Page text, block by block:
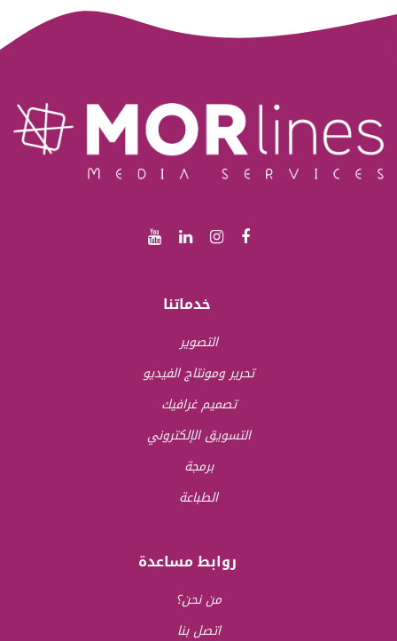
خدماتنا
التصوير
تحرير ومونتاج الفيديو
تصميم غرافيك
التسويق الإلكتروني
برمجة
الطباعة
روابط مساعدة
من نحن؟
اتصل بنا